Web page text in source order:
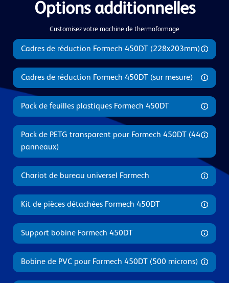
Options additionnelles
Customisez votre machine de thermoformage
Cadres de réduction Formech 450DT (228x203mm)
Cadres de réduction Formech 450DT (sur mesure)
Pack de feuilles plastiques Formech 450DT
Pack de PETG transparent pour Formech 450DT (44
panneaux)
Chariot de bureau universel Formech
Kit de pièces détachées Formech 450DT
Support bobine Formech 450DT
Bobine de PVC pour Formech 450DT (500 microns)